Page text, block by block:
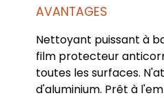
AVANTAGES
Nettoyant puissant à
film protecteur
toutes les surfaces.
d'aluminium. Prêt à